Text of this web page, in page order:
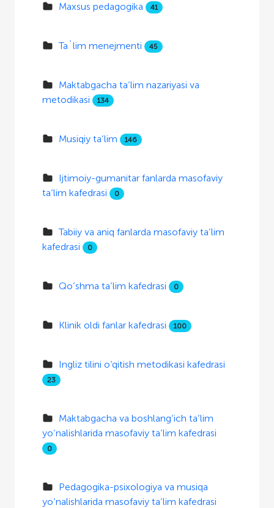
Maxsus pedagogika 41
Ta`lim menejmenti 45
Maktabgacha ta’lim nazariyasi va
metodikasi
134
Musiqiy ta’lim 146
Ijtimoiy-gumanitar fanlarda masofaviy
ta’lim kafedrasi
0
Tabiiy va aniq fanlarda masofaviy ta’lim
kafedrasi
0
Qo‘shma ta’lim kafedrasi 0
Klinik oldi fanlar kafedrasi 100
Ingliz tilini o‘qitish metodikasi kafedrasi
23
Maktabgacha va boshlang‘ich ta’lim
yo‘nalishlarida masofaviy ta’lim kafedrasi
0
Pedagogika-psixologiya va musiqa
yo‘nalishlarida masofaviy ta’lim kafedrasi